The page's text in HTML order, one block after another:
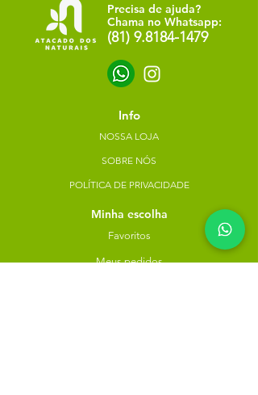
Precisa de ajuda?
Chama no Whatsapp:
(81) 9.8184-1479
Info
NOSSA LOJA
SOBRE NÓS
POLÍTICA DE PRIVACIDADE
Minha escolha
Favoritos
Meus pedidos